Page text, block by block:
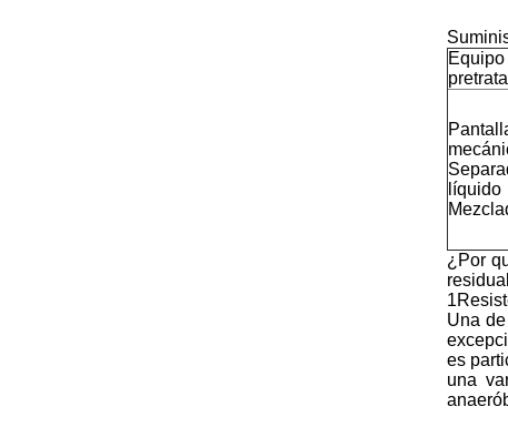
líquido
¿Por
Una
es
una